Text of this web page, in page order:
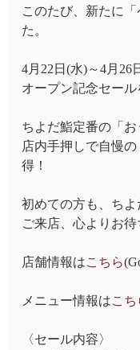
このたび、新たに
た。
4月22日(水)～4月26
オープン記念セール
ちよだ鮨定番の「お
店内手押しで自慢
得！
初めての方も、ち
ご来店、心よりお待
店舗情報はこちら
メニュー情報はこち
〈セール内容〉